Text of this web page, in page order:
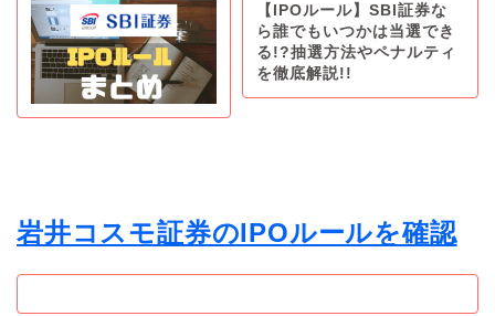
【IPOルール】SBI証券な
ら誰でもいつかは当選でき
る!?抽選方法やペナルティ
を徹底解説!!
岩井コスモ証券のIPOルールを確認